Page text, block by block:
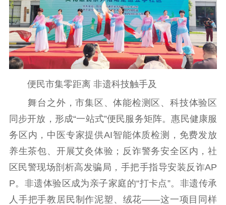
新闻出版
精品出版 全民阅读
出版监管
扫黄打非
电影工作
电影创作 电影市场
机关党建
党建要闻 学习在线
文化人才
紫金人才 职称评审
便民市集零距离 非遗科技触手及
舞台之外，市集区、体能检测区、科技体验区
同步开放，形成“一站式”便民服务矩阵。惠民健康服
务区内，中医专家提供AI智能体质检测，免费发放
养生茶包、开展艾灸体验；反诈警务安全区内，社
区民警现场剖析高发骗局，手把手指导安装反诈AP
P。非遗体验区成为亲子家庭的“打卡点”。非遗传承
人手把手教居民制作泥塑、绒花——这一项目同样